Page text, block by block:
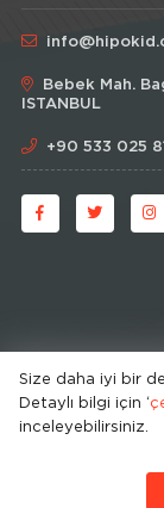
Bebek Mah.
ISTANBUL
+90 533 025
© HipoKid 2026 .
Developed by
Size daha iyi bir
Detaylı bilgi için ‘
inceleyebilirsiniz.